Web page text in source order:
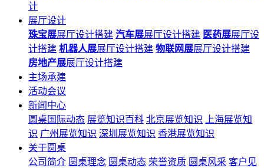
计
展厅设计
珠宝展展厅设计搭建 汽车展展厅设计搭建 医药展展厅设
计搭建 机器人展展厅设计搭建 物联网展展厅设计搭建
房地产展展厅设计搭建
主场承建
活动会议
新闻中心
圆桌国际动态 展览知识百科 北京展览知识
上海展览知
识 广州展览知识 深圳展览知识 香港展览知识
关于圆桌
公司简介 圆桌理念 圆桌动态 荣誉资质 圆桌风采 客户见